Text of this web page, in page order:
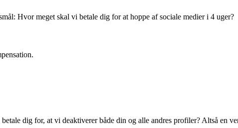
Hvor meget skal vi betale dig for at hoppe af sociale medier i 4 uger?
dig for, at vi deaktiverer både din og alle andres profiler? Altså en